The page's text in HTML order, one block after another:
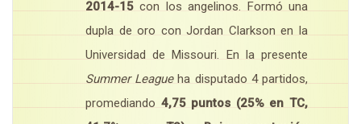
2014-15 con los angelinos. Formó una
dupla de oro con Jordan Clarkson en la
Universidad de Missouri. En la presente
Summer Leagueha disputado 4 partidos,
promediando 4,75 puntos (25% en TC,